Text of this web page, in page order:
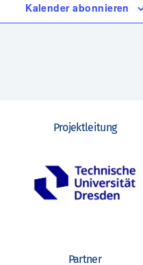
Kalender abonnieren
Projektleitung
Partner